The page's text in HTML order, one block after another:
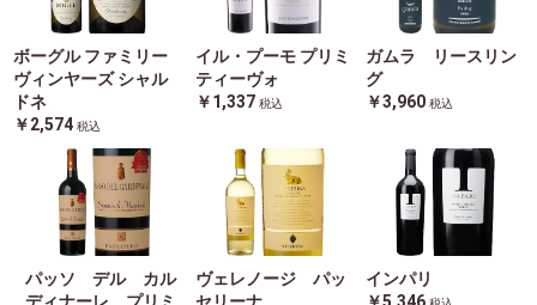
ボーグル ファミリー
ヴィンヤーズ シャル
ドネ
￥2,574 税込
イル・プーモ プリミ
ティーヴォ
￥1,337 税込
ガムラ リースリン
グ
￥3,960 税込
パッソ デル カル
ディナーレ プリミ
ヴェレノージ パッ
セリーナ
インパリ
￥5,346